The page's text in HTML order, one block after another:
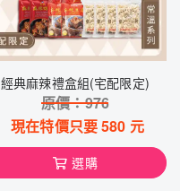
經典麻辣禮盒組(宅配限定)
原價：976
現在特價只要580 元
選購